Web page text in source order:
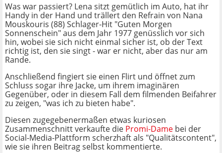
Was war passiert? Lena sitzt gemütlich im Auto, hat ihr
Handy in der Hand und trällert den Refrain von Nana
Mouskouris (88) Schlager-Hit "Guten Morgen
Sonnenschein" aus dem Jahr 1977 genüsslich vor sich
hin, wobei sie sich nicht einmal sicher ist, ob der Text
richtig ist, den sie singt - war er nicht, aber das nur am
Rande.
Anschließend fingiert sie einen Flirt und öffnet zum
Schluss sogar ihre Jacke, um ihrem imaginären
Gegenüber, oder in diesem Fall dem filmenden Beifahrer
zu zeigen, "was ich zu bieten habe".
Diesen zugegebenermaßen etwas kuriosen
Zusammenschnitt verkaufte die Promi-Dame bei der
Social-Media-Plattform scherzhaft als "Qualitätscontent",
wie sie ihren Beitrag selbst kommentierte.